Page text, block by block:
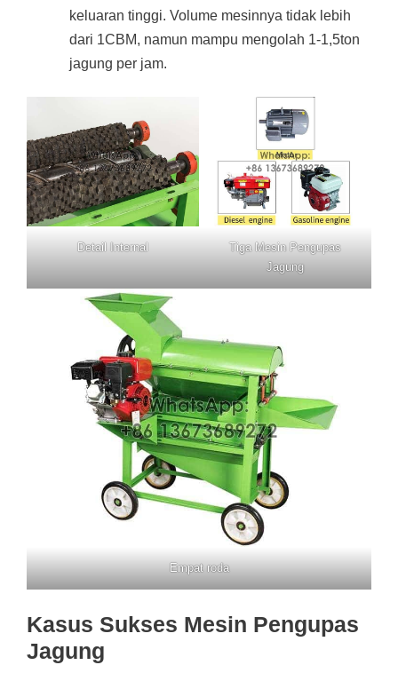
keluaran tinggi. Volume mesinnya tidak lebih
dari 1CBM, namun mampu mengolah 1-1,5ton
jagung per jam.
Detail Internal
Tiga Mesin Pengupas
Jagung
Empat roda
Kasus Sukses Mesin Pengupas
Jagung